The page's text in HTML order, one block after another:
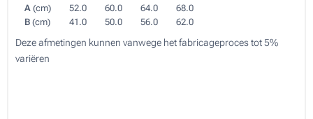
A (cm) 52.0 60.0 64.0
68.0
B (cm) 41.0 50.0 56.0 62.0
Deze afmetingen kunnen vanwege het fabricageproces tot 5%
variëren